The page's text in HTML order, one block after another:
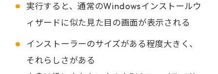
実行すると、通常のWindowsインストールウ
ィザードに似た見た目の画面が表示される
インストーラーのサイズがある程度大きく、
それらしさがある